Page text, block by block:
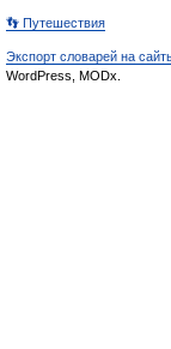
👣 Путешествия
Экспорт словарей на
WordPress, MODx.